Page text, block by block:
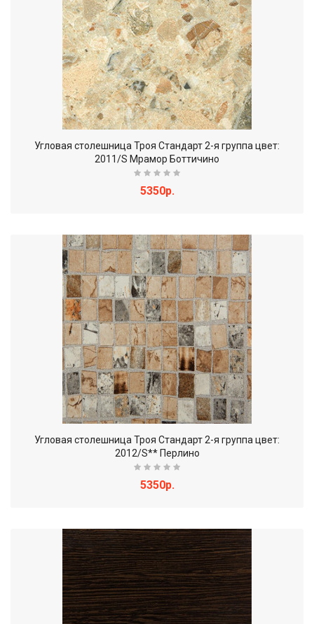
Угловая столешница Троя Стандарт 2-я группа цвет:
2011/S Мрамор Боттичино
5350р.
Угловая столешница Троя Стандарт 2-я группа цвет:
2012/S** Перлино
5350р.